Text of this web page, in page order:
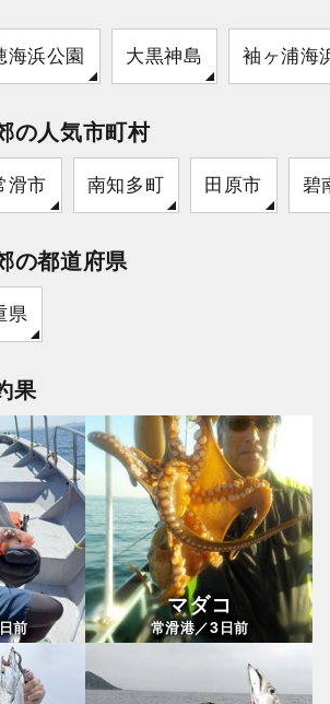
海浜公園 大黒神島 袖ヶ浦海
の人気市町村
滑市 南知多町 田原市 碧
の都道府県
県
果
日前
マダコ
常滑港／3 日前